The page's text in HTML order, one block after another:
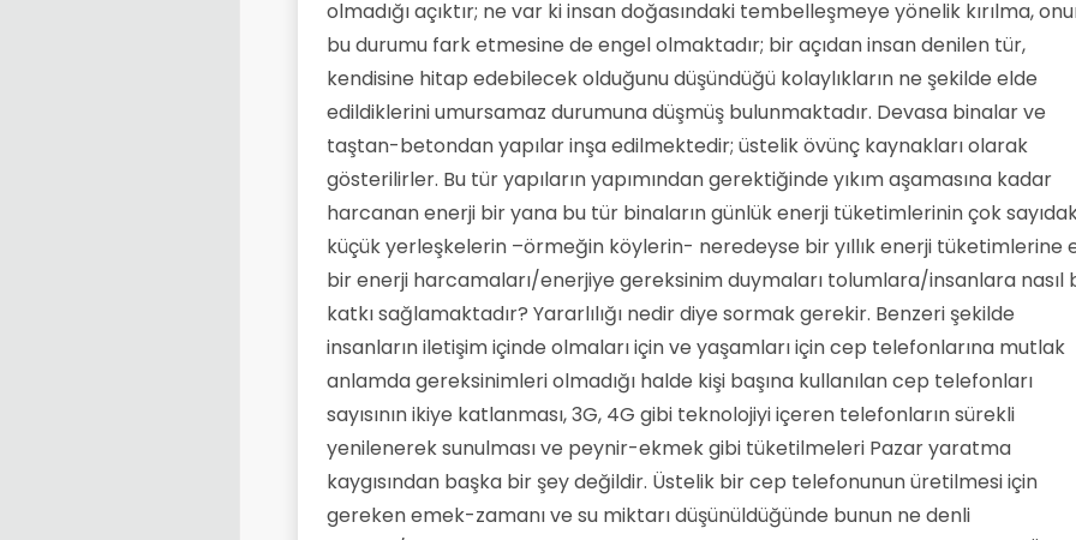
olmadığı açıktır; ne var ki insan doğasındaki tembelleşmeye yönelik kırılma,
bu durumu fark etmesine de engel olmaktadır; bir açıdan insan denilen tür,
kendisine hitap edebilecek olduğunu düşündüğü kolaylıkların ne şekilde elde
edildiklerini umursamaz durumuna düşmüş bulunmaktadır. Devasa binalar ve
taştan-betondan yapılar inşa edilmektedir; üstelik övünç kaynakları olarak
gösterilirler. Bu tür yapıların yapımından gerektiğinde yıkım aşamasına kadar
harcanan enerji bir yana bu tür binaların günlük enerji tüketimlerinin çok
küçük yerleşkelerin –örmeğin köylerin- neredeyse bir yıllık enerji tüketimlerine
bir enerji harcamaları/enerjiye gereksinim duymaları tolumlara/insanlara nasıl
katkı sağlamaktadır? Yararlılığı nedir diye sormak gerekir. Benzeri şekilde
insanların iletişim içinde olmaları için ve yaşamları için cep telefonlarına mutlak
anlamda gereksinimleri olmadığı halde kişi başına kullanılan cep telefonları
sayısının ikiye katlanması, 3G, 4G gibi teknolojiyi içeren telefonların sürekli
yenilenerek sunulması ve peynir-ekmek gibi tüketilmeleri Pazar yaratma
kaygısından başka bir şey değildir. Üstelik bir cep telefonunun üretilmesi için
gereken emek-zamanı ve su miktarı düşünüldüğünde bunun ne denli